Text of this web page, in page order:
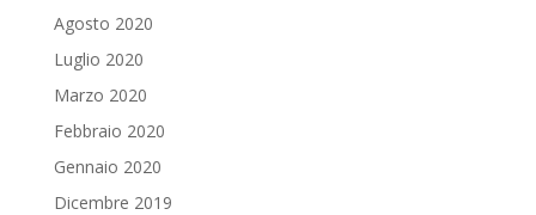
Agosto 2020
Luglio 2020
Marzo 2020
Febbraio 2020
Gennaio 2020
Dicembre 2019